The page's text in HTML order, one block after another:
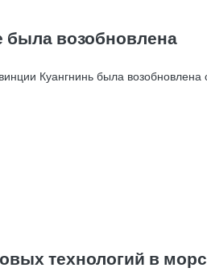
была возобновлена
Куангнинь была
технологий в